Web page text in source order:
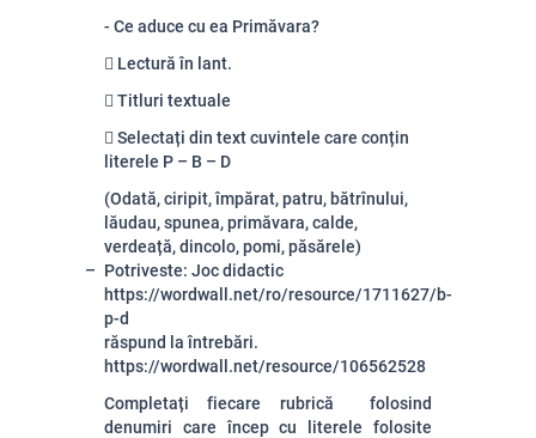
- Ce aduce cu ea Primăvara?
 Lectură în lant.
 Titluri textuale
 Selectați din text cuvintele care conțin
literele P – B – D
(Odată, ciripit, împărat, patru, bătrînului,
lăudau, spunea, primăvara, calde,
verdeață, dincolo, pomi, păsărele)
Potriveste: Joc didactic
https://wordwall.net/ro/resource/1711627/b-
p-d
răspund la întrebări.
https://wordwall.net/resource/106562528
Completați fiecare rubrică folosind
denumiri care încep cu literele folosite